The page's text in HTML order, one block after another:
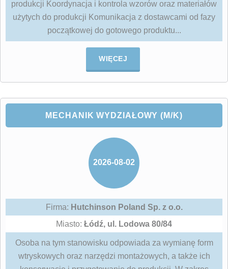
produkcji Koordynacja i kontrola wzorów oraz materiałów
użytych do produkcji Komunikacja z dostawcami od fazy
początkowej do gotowego produktu...
WIĘCEJ
MECHANIK WYDZIAŁOWY (M/K)
2026-08-02
Firma: Hutchinson Poland Sp. z o.o.
Miasto: Łódź, ul. Lodowa 80/84
Osoba na tym stanowisku odpowiada za wymianę form
wtryskowych oraz narzędzi montażowych, a także ich